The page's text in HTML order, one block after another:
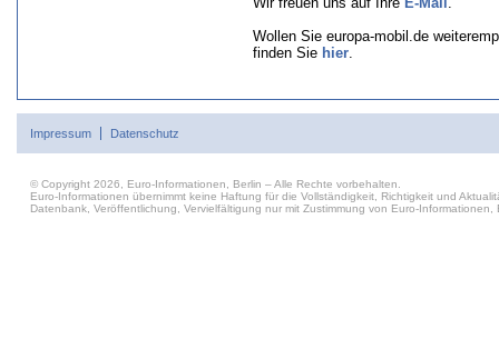
Wollen Sie europa-mobil.de
finden Sie hier.
Impressum Datenschutz
© Copyright 2026, Euro-Informationen, Berlin – Alle Rechte vorbehalten.
Euro-Informationen übernimmt keine Haftung für die Vollständigkeit, Richtigkeit und
Datenbank, Veröffentlichung, Vervielfältigung nur mit Zustimmung von Euro-Informationen,